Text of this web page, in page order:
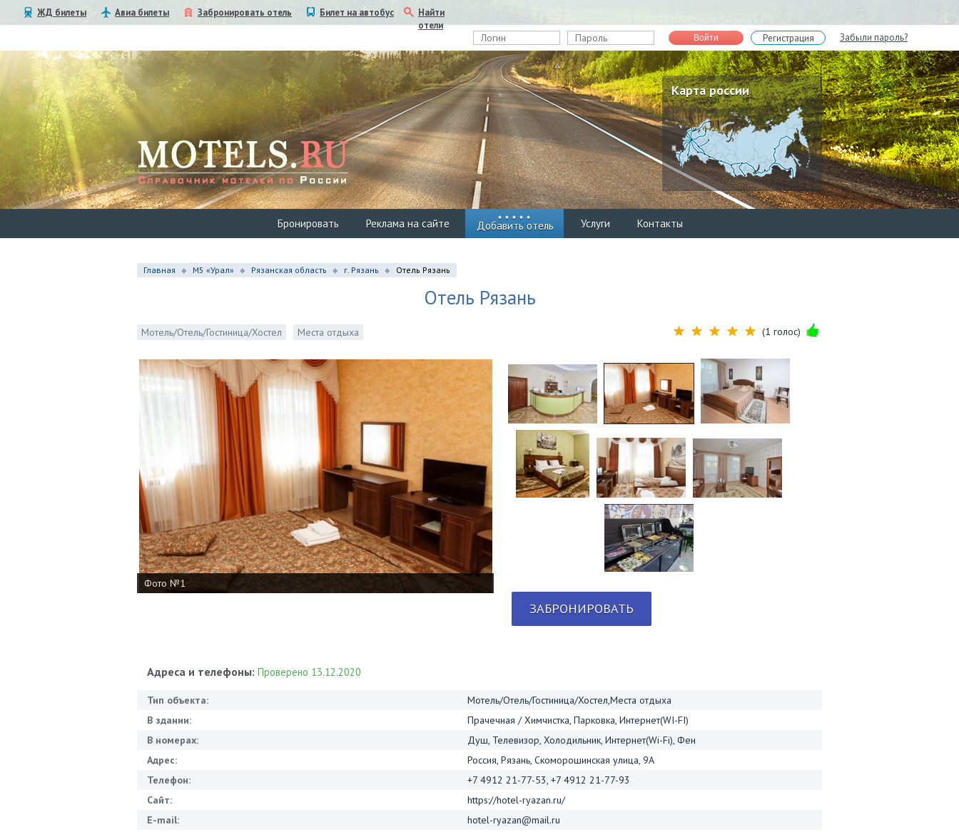
ЖД билеты Авиа билеты Забронировать отель Билет на автобус
Найти
отели
Войти Регистрация Забыли пароль?
Карта россии
Бронировать Реклама на сайте Добавить отель Услуги Контакты
Главная М5 «Урал» Рязанская область г. Рязань Отель Рязань
Отель Рязань
Мотель/Отель/Гостиница/Хостел Места отдыха (1 голос)
Фото №1
ЗАБРОНИРОВАТЬ
Адреса и телефоны: Проверено 13.12.2020
Тип объекта:
Мотель/Отель/Гостиница/Хостел,Места отдыха
В здании:
Прачечная / Химчистка, Парковка, Интернет(WI-FI)
В номерах:
Душ, Телевизор, Холодильник, Интернет(Wi-Fi), Фен
Адрес:
Россия, Рязань, Скоморошинская улица, 9А
Телефон:
+7 4912 21-77-53, +7 4912 21-77-93
Сайт:
https://hotel-ryazan.ru/
E-mail:
hotel-ryazan@mail.ru